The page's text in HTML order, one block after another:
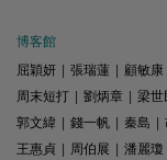
博客館
屈穎妍
張瑞蓮 顧敏康
周末短打
劉炳章 梁世
郭文緯
錢一帆 秦島
王惠貞
周伯展 潘麗瓊